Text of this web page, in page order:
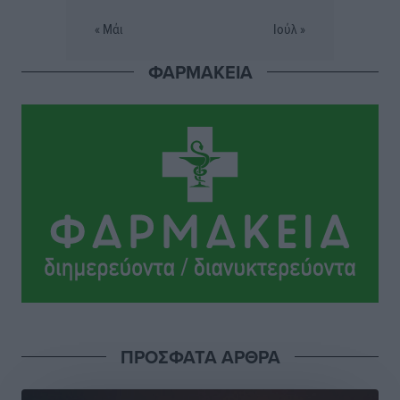
Πού κινούνται οι κρατήσεις last minute σε Ελλάδα
Ειδήσεις• πριν 8 ώρες
Οδηγός στη Ρόδο τράκαρε σταθμευμένο αυτοκίνητο,
παρέσυρε 72χρονο και διέφυγε
πριν 8 ώρες
Το νέο Ειδικό Χωροταξικό για τον Τουρισμό
ξανασχεδιάζει τον επενδυτικό χάρτη της Ρόδου
Υγείας πρέπει να φτάνει σε κάθε γωνιά – Ενισχύουμε
« Μάι Ιούλ »
ΦΑΡΜΑΚΕΙΑ
ΠΡΟΣΦΑΤΑ ΑΡΘΡΑ